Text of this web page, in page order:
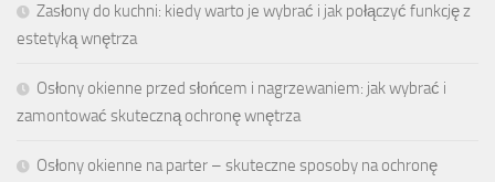
Zasłony do kuchni: kiedy warto je wybrać i jak połączyć funkcję z
estetyką wnętrza
Osłony okienne przed słońcem i nagrzewaniem: jak wybrać i
zamontować skuteczną ochronę wnętrza
Osłony okienne na parter – skuteczne sposoby na ochronę